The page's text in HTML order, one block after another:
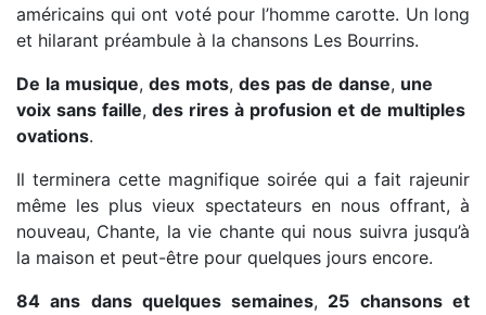
américains qui ont voté pour l’homme carotte. Un long
et hilarant préambule à la chansons Les Bourrins.
De la musique, des mots, des pas de danse, une
voix sans faille, des rires à profusion et de multiples
ovations.
Il terminera cette magnifique soirée qui a fait rajeunir
même les plus vieux spectateurs en nous offrant, à
nouveau, Chante, la vie chante qui nous suivra jusqu’à
la maison et peut-être pour quelques jours encore.
84 ans dans quelques semaines, 25 chansons et